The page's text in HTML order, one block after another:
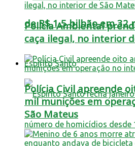
de R$ 1,5 bilhão em 32
Espírito Santo
Polícia Ambiental
caça ilegal, no interior
Polícia Civil apreende
mil munições em
São Mateus